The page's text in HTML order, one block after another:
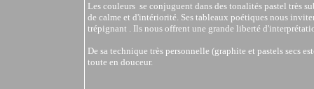
Les couleurs se conjuguent dans des tonalités pastel très
de calme et d'intériorité. Ses tableaux poétiques nous
trépignant . Ils nous offrent une grande liberté
De sa technique très personnelle (graphite et pastels secs
toute en douceur.